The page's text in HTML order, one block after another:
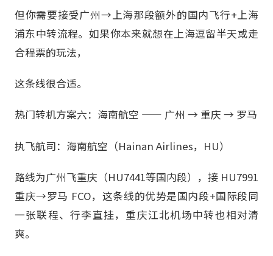
但你需要接受广州→上海那段额外的国内飞行+上海
浦东中转流程。如果你本来就想在上海逗留半天或走
合程票的玩法，
这条线很合适。
热门转机方案六：海南航空 —— 广州 → 重庆 → 罗马
执飞航司：海南航空（Hainan Airlines，HU）
路线为广州飞重庆（HU7441等国内段），接 HU7991
重庆→罗马 FCO，这条线的优势是国内段+国际段同
一张联程、行李直挂，重庆江北机场中转也相对清
爽。